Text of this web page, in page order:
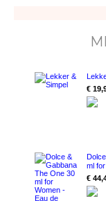
€
ml for
€